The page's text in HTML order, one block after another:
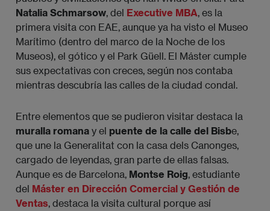
Natalia Schmarsow, del Executive MBA, es la
primera visita con EAE, aunque ya ha visto el Museo
Marítimo (dentro del marco de la Noche de los
Museos), el gótico y el Park Güell. El Máster cumple
sus expectativas con creces, según nos contaba
mientras descubría las calles de la ciudad condal.
Entre elementos que se pudieron visitar destaca la
muralla romana y el puente de la calle del Bisbe,
que une la Generalitat con la casa dels Canonges,
cargado de leyendas, gran parte de ellas falsas.
Aunque es de Barcelona, Montse Roig, estudiante
del Máster en Dirección Comercial y Gestión de
Ventas, destaca la visita cultural porque así